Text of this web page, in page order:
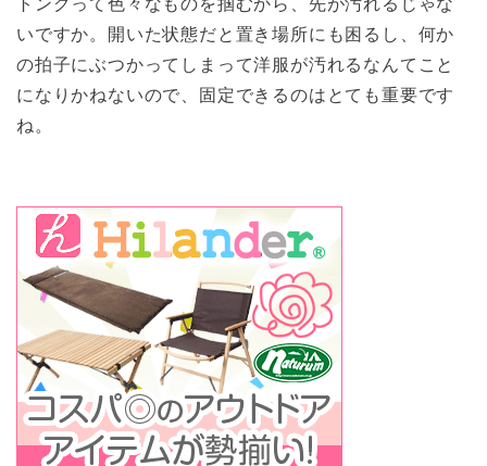
トングって色々なものを掴むから、先が汚れるじゃな
いですか。開いた状態だと置き場所にも困るし、何か
の拍子にぶつかってしまって洋服が汚れるなんてこと
になりかねないので、固定できるのはとても重要です
ね。